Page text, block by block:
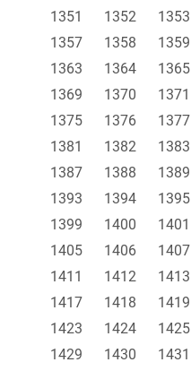
1351
1352 1353
1357
1358 1359
1363
1364 1365
1369
1370 1371
1375
1376 1377
1381
1382 1383
1387
1388 1389
1393
1394 1395
1399
1400 1401
1405
1406 1407
1411
1412 1413
1417
1418 1419
1423
1424 1425
1429
1430 1431